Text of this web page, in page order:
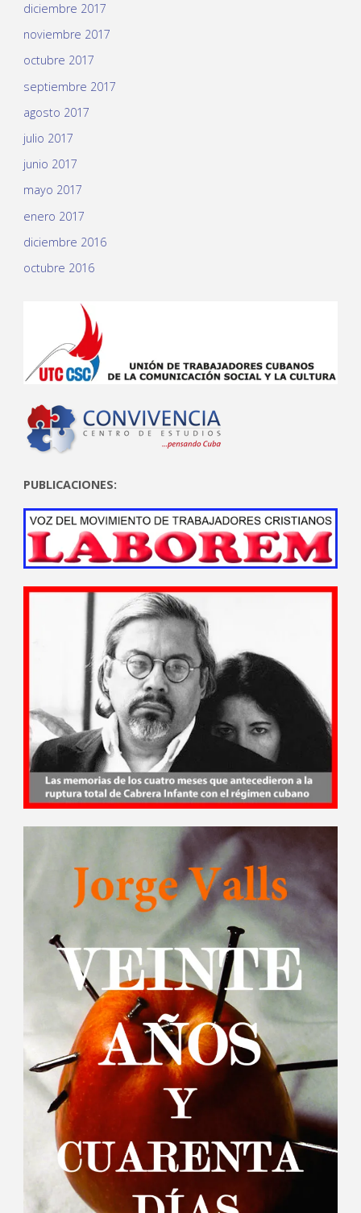
diciembre 2017
noviembre 2017
octubre 2017
septiembre 2017
agosto 2017
julio 2017
junio 2017
mayo 2017
enero 2017
diciembre 2016
octubre 2016
PUBLICACIONES: